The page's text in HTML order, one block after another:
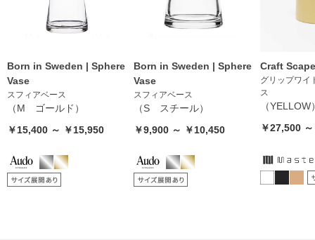
Born in Sweden | Sphere
Vase
スフィアベース
（M ゴールド）
￥15,400 ～ ￥15,950
Born in Sweden | Sphere
Vase
スフィアベース
（S スチール）
￥9,900 ～ ￥10,450
Craft
グリップワイ
ス
（YELLOW
￥27,500